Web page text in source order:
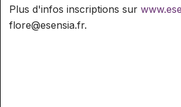
Plus d'infos inscriptions sur
flore@esensia.fr.